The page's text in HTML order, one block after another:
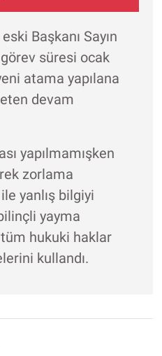
Başkanı Sayın
görev süresi ocak
atama yapılana
devam
yapılmamışken
zorlama
yanlış bilgiyi
yayma
hukuki haklar
kullandı.